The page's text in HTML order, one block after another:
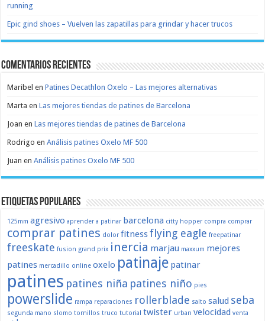
running
Epic gind shoes – Vuelven las zapatillas para grindar y hacer trucos
Comentarios recientes
Maribel enPatines Decathlon Oxelo – Las mejores alternativas
Marta enLas mejores tiendas de patines de Barcelona
Joan enLas mejores tiendas de patines de Barcelona
Rodrigo enAnálisis patines Oxelo MF 500
Juan enAnálisis patines Oxelo MF 500
Etiquetas populares
125mm agresivo aprender a patinar barcelona citty hopper compra comprar
comprar patines dolor fitnessflying eagle freepatinar
freeskate fusion grand prix inercia marjau maxxum mejores
patines mercadillo online oxelo patinaje patinar
patines patines niña patines niño pies
powerslide rampa reparaciones rollerblade salto salud seba
segunda mano slomo tornillos truco tutorial twister urban velocidad venta